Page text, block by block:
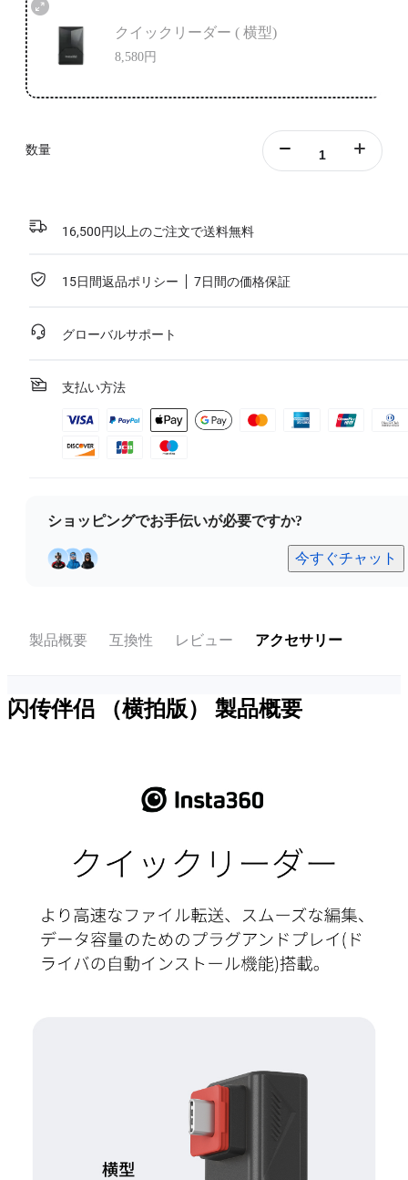
クイックリーダー ( 横型)
8,580円
数量
16,500円以上のご注文で送料無料
15日間返品ポリシー 7日間の価格保証
グローバルサポート
支払い方法
ショッピングでお手伝いが必要ですか?
今すぐチャット
製品概要 互換性 レビュー アクセサリー
闪传伴侣 （横拍版） 製品概要